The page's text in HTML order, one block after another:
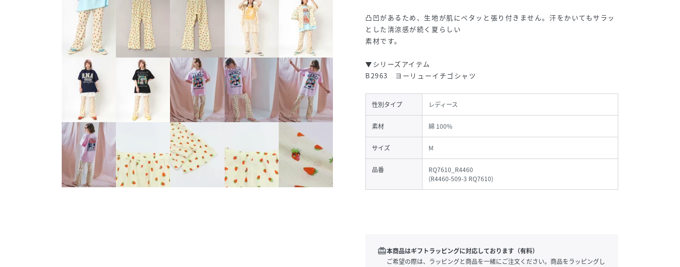
凸凹があるため、生地が肌にペタッと張り付きません。汗をかいてもサラッ
とした清涼感が続く夏らしい
素材です。
▼シリーズアイテム
B2963 ヨーリューイチゴシャツ
性別タイプ レディース
素材 綿 100%
サイズ M
品番
RQ7610_R4460
(R4460-509-3 RQ7610)
redeem本商品はギフトラッピングに対応しております（有料）
ご希望の際は、ラッピングと商品を一緒にご注文ください。商品をラッピングし